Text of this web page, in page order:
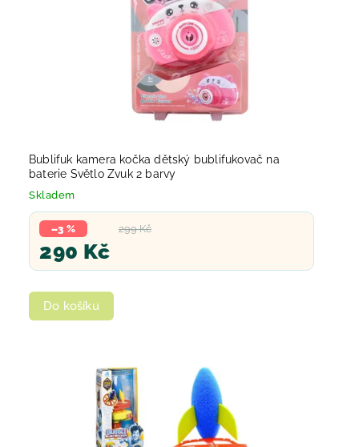
Bublifuk kamera kočka dětský bublifukovač na
baterie Světlo Zvuk 2 barvy
Skladem
299 Kč
–3 %
290 Kč
Do košíku